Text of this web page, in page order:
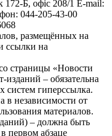
Б, офіс 208/1 E-mail:
044-205-43-00
размещённых на
ссылки на
страницы «Новости
– обязательна
систем гиперссылка.
в независимости от
материалов.
– должна быть
первом абзаце